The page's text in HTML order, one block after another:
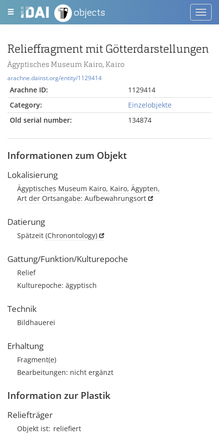
objects
Relieffragment mit Götterdarstellungen
Ägyptisches Museum Kairo, Kairo
arachne.dainst.org/entity/1129414
Arachne ID:
1129414
Category:
Einzelobjekte
Old serial number:
134874
Informationen zum Objekt
Lokalisierung
Ägyptisches Museum Kairo, Kairo, Ägypten,
Art der Ortsangabe: Aufbewahrungsort
Datierung
Spätzeit (Chronontology)
Gattung/Funktion/Kulturepoche
Relief
Kulturepoche: ägyptisch
Technik
Bildhauerei
Erhaltung
Fragment(e)
Bearbeitungen: nicht ergänzt
Information zur Plastik
Reliefträger
Objekt ist reliefiert